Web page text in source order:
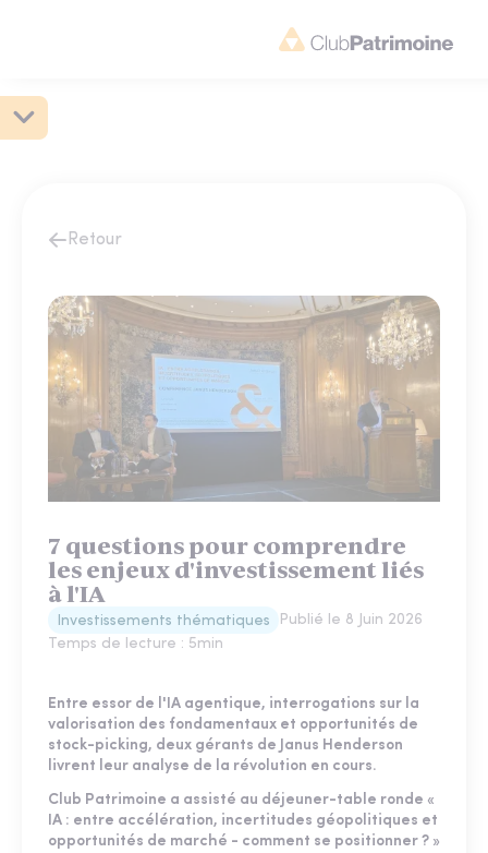
Retour
7 questions pour comprendre
les enjeux d'investissement liés
à l'IA
Investissements thématiques Publié le 8 Juin 2026
Temps de lecture : 5min
Entre essor de l'IA agentique, interrogations sur la
valorisation des fondamentaux et opportunités de
stock-picking, deux gérants de Janus Henderson
livrent leur analyse de la révolution en cours.
Club Patrimoine a assisté au déjeuner-table ronde «
IA : entre accélération, incertitudes géopolitiques et
opportunités de marché - comment se positionner ? »